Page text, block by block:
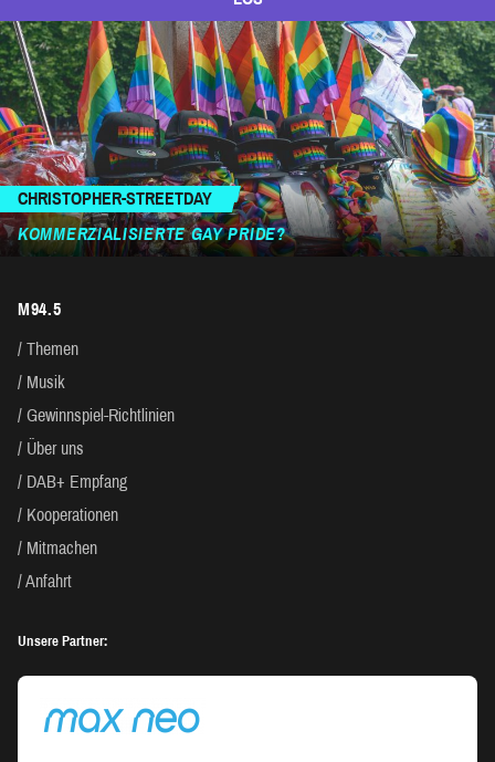
CHRISTOPHER-STREETDAY
KOMMERZIALISIERTE GAY PRIDE?
M94.5
Themen
Musik
Gewinnspiel-Richtlinien
Über uns
DAB+ Empfang
Kooperationen
Mitmachen
Anfahrt
Unsere Partner: